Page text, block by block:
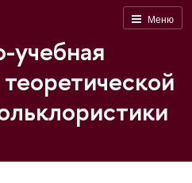
Меню
учебная